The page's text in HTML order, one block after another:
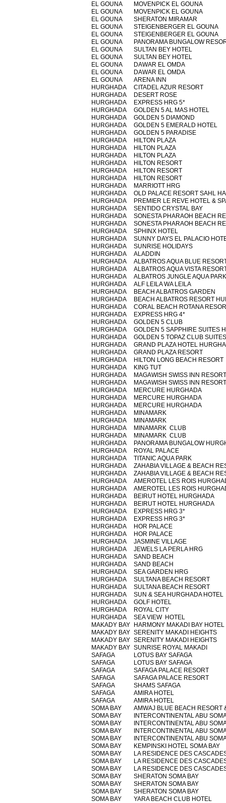
EL GOUNA
MOVENPICK EL GOUNA
EL GOUNA
MOVENPICK EL GOUNA
EL GOUNA
SHERATON MIRAMAR
EL GOUNA
STEIGENBERGER EL GOUNA
EL GOUNA
STEIGENBERGER EL GOUNA
EL GOUNA
PANORAMA BUNGALOW
EL GOUNA
SULTAN BEY HOTEL
EL GOUNA
SULTAN BEY HOTEL
EL GOUNA
DAWAR EL OMDA
EL GOUNA
DAWAR EL OMDA
EL GOUNA
ARENA INN
HURGHADA
CITADEL AZUR RESORT
HURGHADA
DESERT ROSE
HURGHADA
EXPRESS HRG 5*
HURGHADA
GOLDEN 5 AL MAS HOTEL
HURGHADA
GOLDEN 5 DIAMOND
HURGHADA
GOLDEN 5 EMERALD HOTEL
HURGHADA
GOLDEN 5 PARADISE
HURGHADA
HILTON PLAZA
HURGHADA
HILTON PLAZA
HURGHADA
HILTON PLAZA
HURGHADA
HILTON RESORT
HURGHADA
HILTON RESORT
HURGHADA
HILTON RESORT
HURGHADA
MARRIOTT HRG
HURGHADA
OLD PALACE RESORT SAHL
HURGHADA
PREMIER LE REVE HOTEL &
HURGHADA
SENTIDO CRYSTAL BAY
HURGHADA
SONESTA PHARAOH BEACH
HURGHADA
SONESTA PHARAOH BEACH
HURGHADA
SPHINX HOTEL
HURGHADA
SUNNY DAYS EL PALACIO
HURGHADA
SUNRISE HOLIDAYS
HURGHADA
ALADDIN
HURGHADA
ALBATROS AQUA BLUE
HURGHADA
ALBATROS AQUA VISTA
HURGHADA
ALBATROS JUNGLE AQUA PARK
HURGHADA
ALF LEILA WA LEILA
HURGHADA
BEACH ALBATROS GARDEN
HURGHADA
BEACH ALBATROS RESORT
HURGHADA
CORAL BEACH ROTANA
HURGHADA
EXPRESS HRG 4*
HURGHADA
GOLDEN 5 CLUB
HURGHADA
GOLDEN 5 SAPPHIRE SUITES
HURGHADA
GOLDEN 5 TOPAZ CLUB SUITES
HURGHADA
GRAND PLAZA HOTEL
HURGHADA
GRAND PLAZA RESORT
HURGHADA
HILTON LONG BEACH RESORT
HURGHADA
KING TUT
HURGHADA
MAGAWISH SWISS INN RESORT
HURGHADA
MAGAWISH SWISS INN RESORT
HURGHADA
MERCURE HURGHADA
HURGHADA
MERCURE HURGHADA
HURGHADA
MERCURE HURGHADA
HURGHADA
MINAMARK
HURGHADA
MINAMARK
HURGHADA
MINAMARK CLUB
HURGHADA
MINAMARK CLUB
HURGHADA
PANORAMA BUNGALOW
HURGHADA
ROYAL PALACE
HURGHADA
TITANIC AQUA PARK
HURGHADA
ZAHABIA VILLAGE & BEACH
HURGHADA
ZAHABIA VILLAGE & BEACH
HURGHADA
AMEROTEL LES ROIS
HURGHADA
AMEROTEL LES ROIS
HURGHADA
BEIRUT HOTEL HURGHADA
HURGHADA
BEIRUT HOTEL HURGHADA
HURGHADA
EXPRESS HRG 3*
HURGHADA
EXPRESS HRG 3*
HURGHADA
HOR PALACE
HURGHADA
HOR PALACE
HURGHADA
JASMINE VILLAGE
HURGHADA
JEWELS LA PERLA HRG
HURGHADA
SAND BEACH
HURGHADA
SAND BEACH
HURGHADA
SEA GARDEN HRG
HURGHADA
SULTANA BEACH RESORT
HURGHADA
SULTANA BEACH RESORT
HURGHADA
SUN & SEA HURGHADA HOTEL
HURGHADA
GOLF HOTEL
HURGHADA
ROYAL CITY
HURGHADA
SEA VIEW HOTEL
MAKADY BAY
HARMONY MAKADI BAY
MAKADY BAY SERENITY MAKADI HEIGHTS
MAKADY BAY SERENITY MAKADI HEIGHTS
MAKADY BAY SUNRISE ROYAL MAKADI
SAFAGA
LOTUS BAY SAFAGA
SAFAGA
LOTUS BAY SAFAGA
SAFAGA
SAFAGA PALACE RESORT
SAFAGA
SAFAGA PALACE RESORT
SAFAGA
SHAMS SAFAGA
SAFAGA
AMIRA HOTEL
SAFAGA
AMIRA HOTEL
SOMA BAY
AMWAJ BLUE BEACH RESORT
SOMA BAY
INTERCONTINENTAL ABU
SOMA BAY
INTERCONTINENTAL ABU
SOMA BAY
INTERCONTINENTAL ABU
SOMA BAY
INTERCONTINENTAL ABU
SOMA BAY
KEMPINSKI HOTEL SOMA BAY
SOMA BAY
LA RESIDENCE DES
SOMA BAY
LA RESIDENCE DES
SOMA BAY
LA RESIDENCE DES
SOMA BAY
SHERATON SOMA BAY
SOMA BAY
SHERATON SOMA BAY
SOMA BAY
SHERATON SOMA BAY
SOMA BAY
YARA BEACH CLUB HOTEL